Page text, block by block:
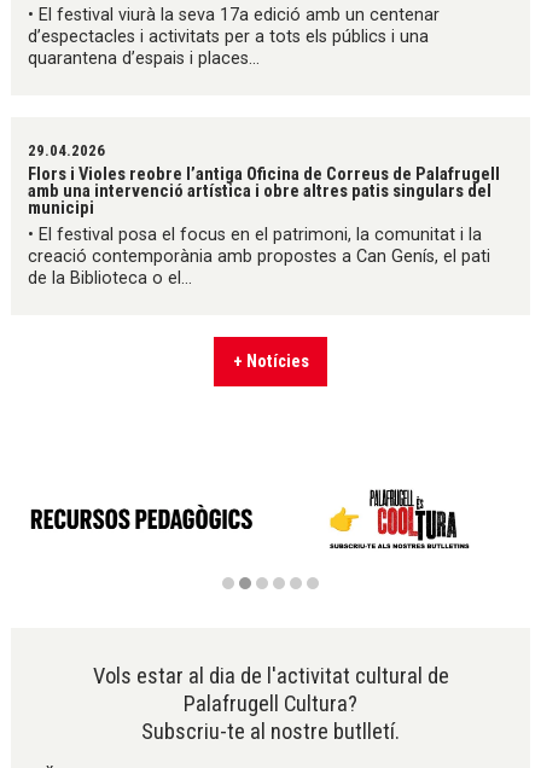
• El festival viurà la seva 17a edició amb un centenar
d’espectacles i activitats per a tots els públics i una
quarantena d’espais i places...
29.04.2026
Flors i Violes reobre l’antiga Oficina de Correus de Palafrugell
amb una intervenció artística i obre altres patis singulars del
municipi
• El festival posa el focus en el patrimoni, la comunitat i la
creació contemporània amb propostes a Can Genís, el pati
de la Biblioteca o el...
+ Notícies
Vols estar al dia de l'activitat cultural de
Palafrugell Cultura?
Subscriu-te al nostre butlletí.